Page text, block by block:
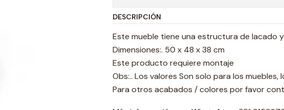
DESCRIPCIÓN
Este mueble tiene una estructura de lacado
Dimensiones:. 50 x 48 x 38 cm
Este producto requiere montaje
Obs:.. Los valores Son solo para los
Para otros acabados / colores por favor